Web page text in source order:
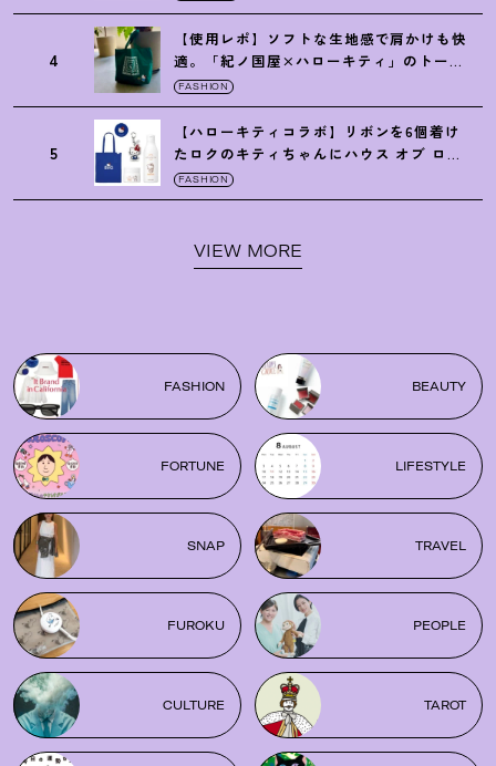
4
【使用レポ】ソフトな生地感で肩かけも快
適。「紀ノ国屋×ハローキティ」のトート
がガシガシ使えて最高です
FASHION
5
【ハローキティコラボ】リボンを6個着け
たロクのキティちゃんにハウス オブ ロー
ゼの限定パケも
FASHION
VIEW MORE
FASHION BEAUTY
FORTUNE LIFESTYLE
SNAP TRAVEL
FUROKU PEOPLE
CULTURE TAROT